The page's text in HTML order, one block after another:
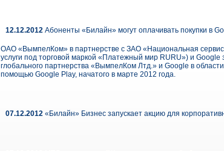
12.12.2012 Абоненты «Билайн» могут оплачивать покупки в
ОАО «ВымпелКом» в партнерстве с ЗАО «Национальная
услуги под торговой маркой «Платежный мир RURU») и
глобального партнерства «ВымпелКом Лтд.» и Google в
помощью Google Play, начатого в марте 2012 года.
07.12.2012 «Билайн» Бизнес запускает акцию для